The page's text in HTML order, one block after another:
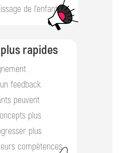
de l'enfant.
rapides
feedback
peuvent
plus
plus
compétences